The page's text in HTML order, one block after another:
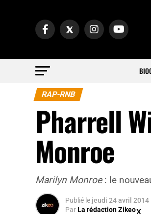
RAP-RNB
Pharrell
Monroe
Marilyn Monroe: le
Publié le jeudi 24 avril 2014
ParLa rédaction Zikeo